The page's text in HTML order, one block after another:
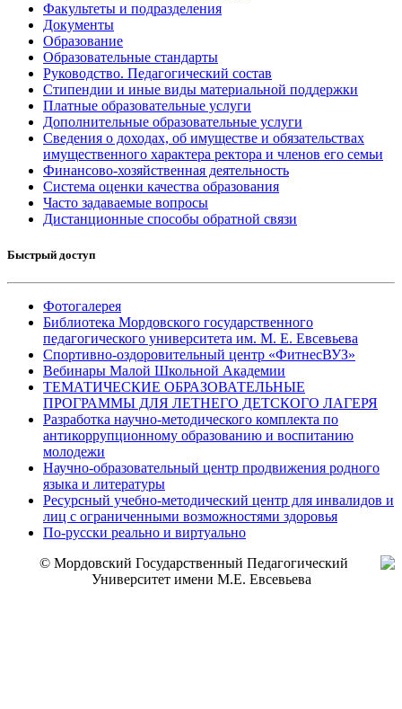
Факультеты и подразделения
Документы
Образование
Образовательные стандарты
Руководство. Педагогический состав
Стипендии и иные виды материальной поддержки
Платные образовательные услуги
Дополнительные образовательные услуги
Сведения о доходах, об имуществе и обязательствах
имущественного характера ректора и членов его семьи
Финансово-хозяйственная деятельность
Система оценки качества образования
Часто задаваемые вопросы
Дистанционные способы обратной связи
Быстрый доступ
Фотогалерея
Библиотека Мордовского государственного
педагогического университета им. М. Е. Евсевьева
Спортивно-оздоровительный центр «ФитнесВУЗ»
Вебинары Малой Школьной Академии
ТЕМАТИЧЕСКИЕ ОБРАЗОВАТЕЛЬНЫЕ
ПРОГРАММЫ ДЛЯ ЛЕТНЕГО ДЕТСКОГО ЛАГЕРЯ
Разработка научно-методического комплекта по
антикоррупционному образованию и воспитанию
молодежи
Научно-образовательный центр продвижения родного
языка и литературы
Ресурсный учебно-методический центр для инвалидов и
лиц с ограниченными возможностями здоровья
По-русски реально и виртуально
© Мордовский Государственный Педагогический
Университет имени М.Е. Евсевьева